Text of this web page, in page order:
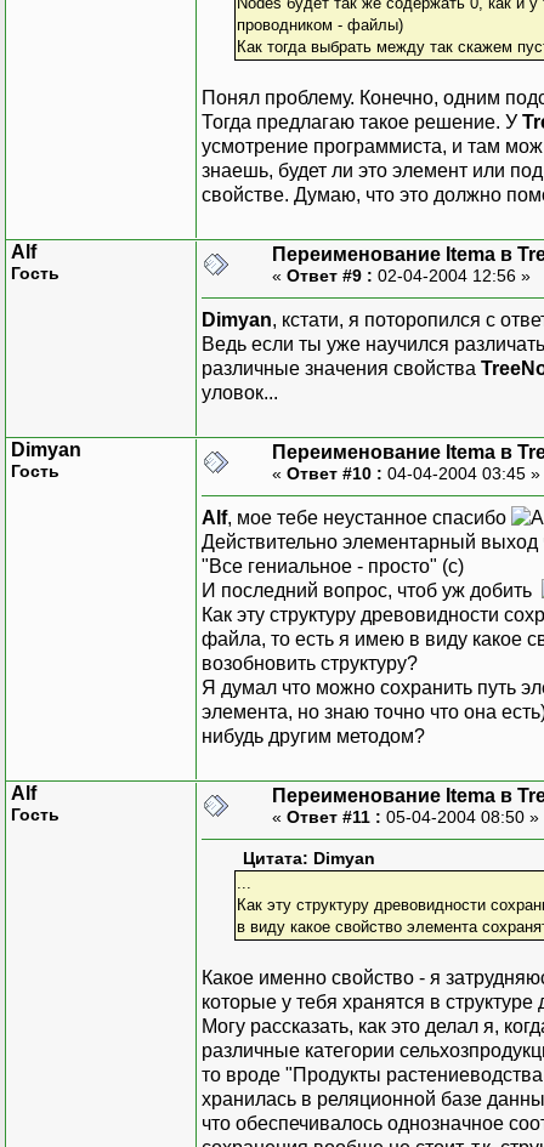
проводником - файлы)
Как тогда выбрать между так скажем
Понял проблему. Конечно, одним
Тогда предлагаю такое решение. У
усмотрение программиста, и там
знаешь, будет ли это элемент или
свойстве. Думаю, что это должно
Alf
Гость
Переименование Itema в
« Ответ #9 : 02-04-2004 12:56 »
Dimyan, кстати, я поторопился с
Ведь если ты уже научился
различные значения свойства
уловок...
Dimyan
Гость
Переименование Itema в
« Ответ #10 : 04-04-2004 03:45 »
Alf, мое тебе неустанное спасибо
Действительно элементарный выход
"Все гениальное - просто" (с)
И последний вопрос, чтоб уж добить
Как эту структуру древовидности
файла, то есть я имею в виду какое
возобновить структуру?
Я думал что можно сохранить путь
элемента, но знаю точно что она
нибудь другим методом?
Alf
Гость
Переименование Itema в
« Ответ #11 : 05-04-2004 08:50 »
Цитата: Dimyan
Как эту структуру древовидности
в виду какое свойство элемента
Какое именно свойство - я
которые у тебя хранятся в структуре
Могу рассказать, как это делал я,
различные категории
то вроде "Продукты
хранилась в реляционной базе
что обеспечивалось однозначное